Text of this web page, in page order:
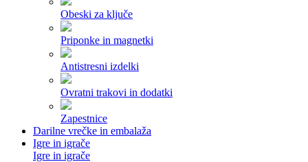
Obeski za ključe
Priponke in magnetki
Antistresni izdelki
Ovratni trakovi in dodatki
Zapestnice
Darilne vrečke in embalaža
Igre in igrače
Igre in igrače